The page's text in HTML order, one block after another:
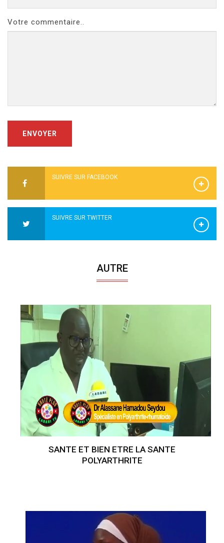
Votre commentaire..
ENVOYER
SUIVRE SUR FACEBOOK
SUIVRE SUR TWITTER
AUTRE
SANTE ET BIEN ETRE LA SANTE
POLYARTHRITE